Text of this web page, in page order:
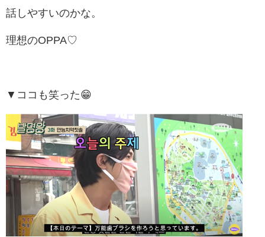
話しやすいのかな。
理想のOPPA♡
▼ココも笑った😁